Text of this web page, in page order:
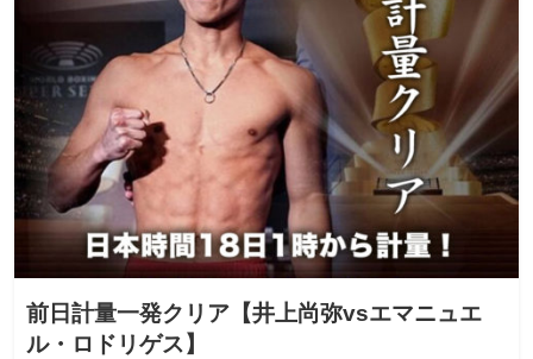
前日計量一発クリア【井上尚弥vsエマニュエ
ル・ロドリゲス】